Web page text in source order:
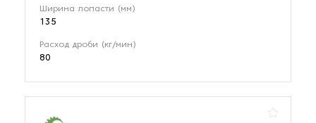
Ширина лопасти (мм)
135
Расход дроби (кг/мин)
80